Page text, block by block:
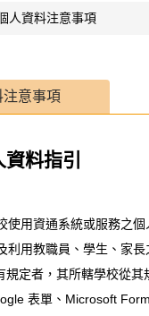
人資料注意事項
意事項
料指引
用資通系統或服務之個
用教職員、學生、家長
定者，其所轄學校從其
表單、Microsoft